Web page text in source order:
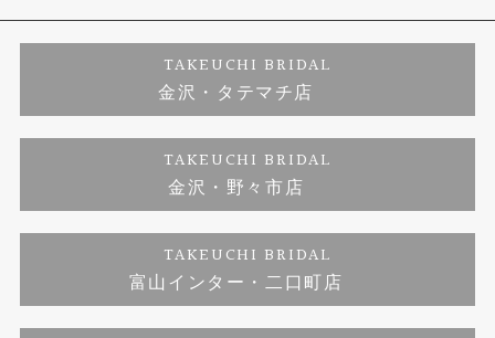
婚約ネックレス
ダイヤモンド
ジュエリーリフォーム
プロポーズサポート
ブランドリスト
福井指輪工房｜手作りペアリング
福井指輪工房｜手作り結婚指輪 and 婚約指輪
福井工房｜手作り婚約指輪プロポーズプラン
お客様の声
プライバシーポリシー
TAKEUCHI BRIDAL
金沢・タテマチ店
TAKEUCHI BRIDAL
金沢・野々市店
TAKEUCHI BRIDAL
富山インター・二口町店